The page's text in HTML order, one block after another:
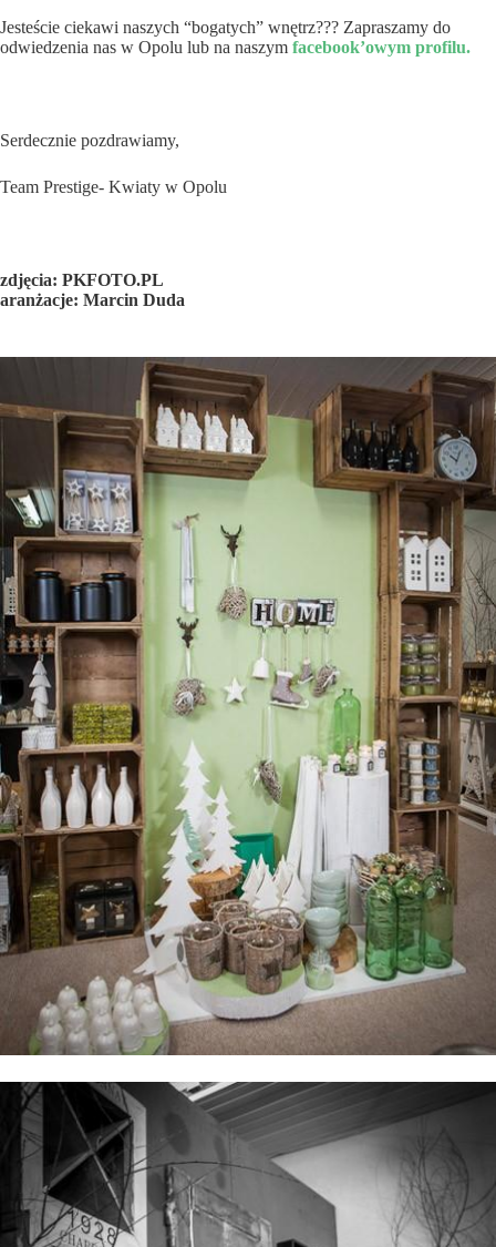
Jesteście ciekawi naszych “bogatych” wnętrz??? Zapraszamy do
odwiedzenia nas w Opolu lub na naszym facebook’owym profilu.
Serdecznie pozdrawiamy,
Team Prestige- Kwiaty w Opolu
zdjęcia: PKFOTO.PL
aranżacje: Marcin Duda